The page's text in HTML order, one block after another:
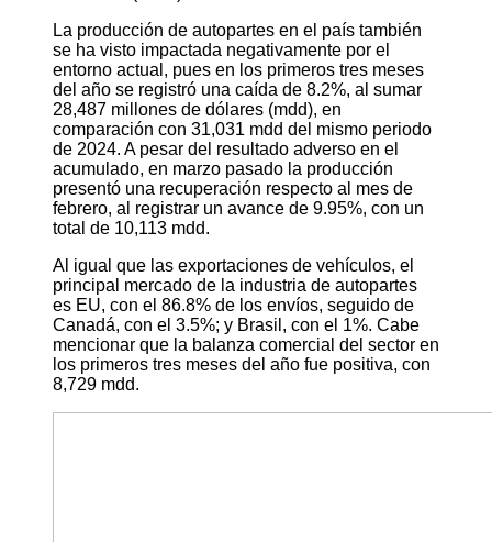
La producción de autopartes en el país también
se ha visto impactada negativamente por el
entorno actual, pues en los primeros tres meses
del año se registró una caída de 8.2%, al sumar
28,487 millones de dólares (mdd), en
comparación con 31,031 mdd del mismo periodo
de 2024. A pesar del resultado adverso en el
acumulado, en marzo pasado la producción
presentó una recuperación respecto al mes de
febrero, al registrar un avance de 9.95%, con un
total de 10,113 mdd.
Al igual que las exportaciones de vehículos, el
principal mercado de la industria de autopartes
es EU, con el 86.8% de los envíos, seguido de
Canadá, con el 3.5%; y Brasil, con el 1%. Cabe
mencionar que la balanza comercial del sector en
los primeros tres meses del año fue positiva, con
8,729 mdd.